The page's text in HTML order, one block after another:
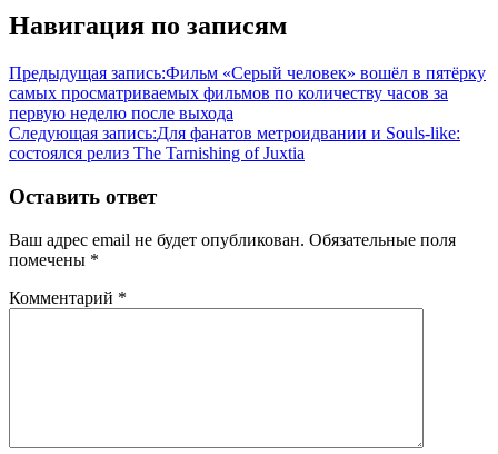
Навигация по записям
Предыдущая запись:Фильм «Серый человек» вошёл в пятёрку
самых просматриваемых фильмов по количеству часов за
первую неделю после выхода
Следующая запись:Для фанатов метроидвании и Souls-like:
состоялся релиз The Tarnishing of Juxtia
Оставить ответ
Ваш адрес email не будет опубликован. Обязательные поля
помечены *
Комментарий *